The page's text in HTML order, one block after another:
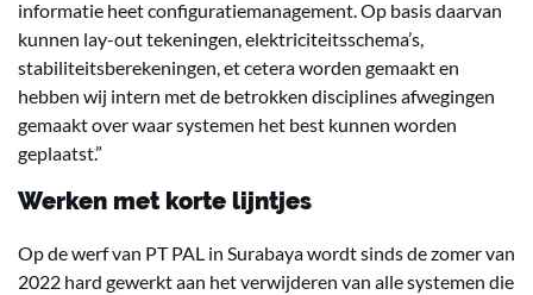
informatie heet configuratiemanagement. Op basis daarvan
kunnen lay-out tekeningen, elektriciteitsschema’s,
stabiliteitsberekeningen, et cetera worden gemaakt en
hebben wij intern met de betrokken disciplines afwegingen
gemaakt over waar systemen het best kunnen worden
geplaatst.”
Werken met korte lijntjes
Op de werf van PT PAL in Surabaya wordt sinds de zomer van
2022 hard gewerkt aan het verwijderen van alle systemen die